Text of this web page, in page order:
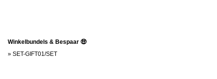
Winkelbundels & Bespaar 🤑
» SET-GIFT01/SET